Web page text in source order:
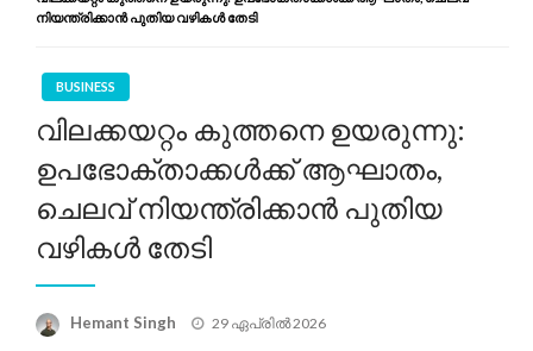
നിയന്ത്രിക്കാൻ പുതിയ വഴികൾ തേടി
BUSINESS
വിലക്കയറ്റം കുത്തനെ ഉയരുന്നു:
ഉപഭോക്താക്കൾക്ക് ആഘാതം,
ചെലവ് നിയന്ത്രിക്കാൻ പുതിയ
വഴികൾ തേടി
Hemant Singh
Posted
29 ഏപ്രിൽ 2026